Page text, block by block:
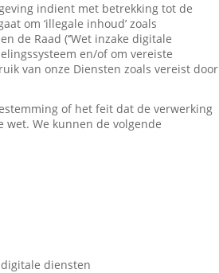
indient met betrekking tot de
om ‘illegale inhoud’ zoals
de Raad (‘’Wet inzake digitale
en/of om vereiste
van onze Diensten zoals vereist door
of het feit dat de verwerking
wet. We kunnen de volgende
diensten